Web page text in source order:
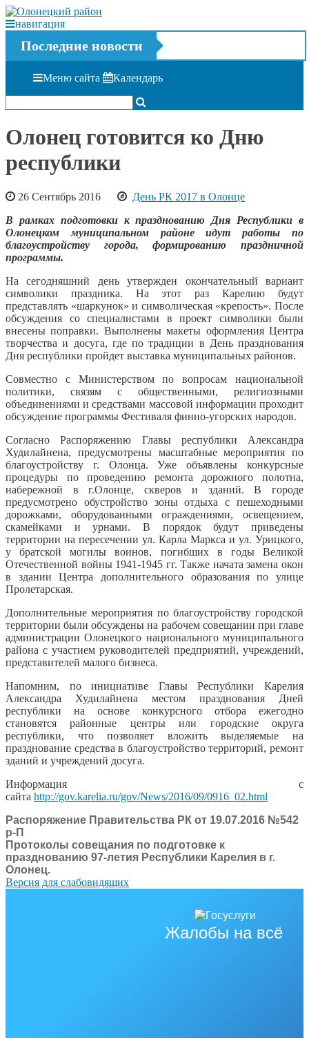
навигация
Последние новости
Меню сайта Календарь
Олонец готовится ко Дню
республики
26 Сентябрь 2016
День РК 2017 в Олонце
В рамках подготовки к празднованию Дня Республики в
Олонецком муниципальном районе идут работы по
благоустройству города, формированию праздничной
программы.
На сегодняшний день утвержден окончательный вариант
символики праздника. На этот раз Карелию будут
представлять «шаркунок» и символическая «крепость». После
обсуждения со специалистами в проект символики были
внесены поправки. Выполнены макеты оформления Центра
творчества и досуга, где по традиции в День празднования
Дня республики пройдет выставка муниципальных районов.
Совместно с Министерством по вопросам национальной
политики, связям с общественными, религиозными
объединениями и средствами массовой информации проходит
обсуждение программы Фестиваля финно-угорских народов.
Согласно Распоряжению Главы республики Александра
Худилайнена, предусмотрены масштабные мероприятия по
благоустройству г. Олонца. Уже объявлены конкурсные
процедуры по проведению ремонта дорожного полотна,
набережной в г.Олонце, скверов и зданий. В городе
предусмотрено обустройство зоны отдыха с пешеходными
дорожками, оборудованными ограждениями, освещением,
скамейками и урнами. В порядок будут приведены
территории на пересечении ул. Карла Маркса и ул. Урицкого,
у братской могилы воинов, погибших в годы Великой
Отечественной войны 1941-1945 гг. Также начата замена окон
в здании Центра дополнительного образования по улице
Пролетарская.
Дополнительные мероприятия по благоустройству городской
территории были обсуждены на рабочем совещании при главе
администрации Олонецкого национального муниципального
района с участием руководителей предприятий, учреждений,
представителей малого бизнеса.
Напомним, по инициативе Главы Республики Карелия
Александра Худилайнена местом празднования Дней
республики на основе конкурсного отбора ежегодно
становятся районные центры или городские округа
республики, что позволяет вложить выделяемые на
празднование средства в благоустройство территорий, ремонт
зданий и учреждений досуга.
Информация с
сайта http://gov.karelia.ru/gov/News/2016/09/0916_02.html
Распоряжение Правительства РК от 19.07.2016 №542
р-П
Протоколы совещания по подготовке к
празднованию 97-летия Республики Карелия в г.
Олонец.
Версия для слабовидящих
Жалобы на всё